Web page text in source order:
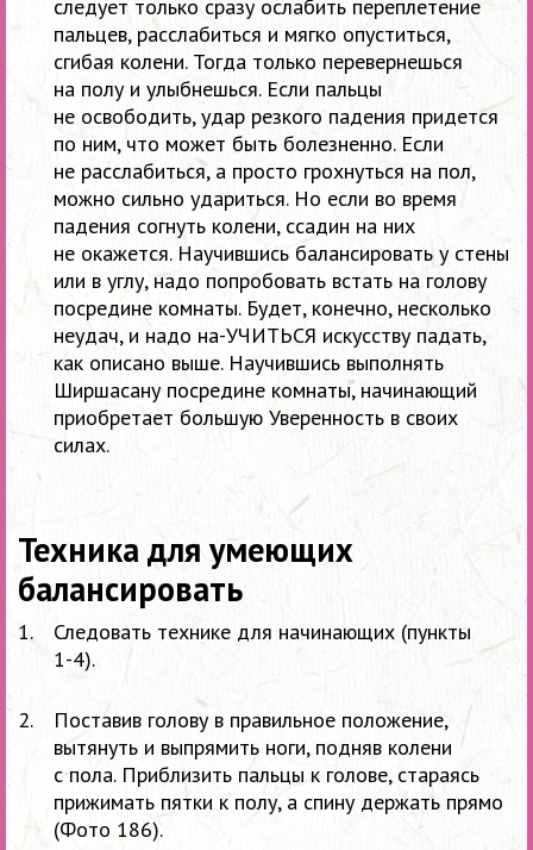
следует только сразу ослабить переплетение
пальцев, расслабиться и мягко опуститься,
сгибая колени. Тогда только перевернешься
на полу и улыбнешься. Если пальцы
не освободить, удар резкого падения придется
по ним, что может быть болезненно. Если
не расслабиться, а просто грохнуться на пол,
можно сильно удариться. Но если во время
падения согнуть колени, ссадин на них
не окажется. Научившись балансировать у стены
или в углу, надо попробовать встать на голову
посредине комнаты. Будет, конечно, несколько
неудач, и надо на-УЧИТЬСЯ искусству падать,
как описано выше. Научившись выполнять
Ширшасану посредине комнаты, начинающий
приобретает большую Уверенность в своих
силах.
Техника для умеющих
балансировать
Следовать технике для начинающих (пункты
1-4).
Поставив голову в правильное положение,
вытянуть и выпрямить ноги, подняв колени
с пола. Приблизить пальцы к голове, стараясь
прижимать пятки к полу, а спину держать прямо
(Фото 186).